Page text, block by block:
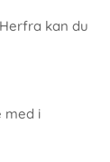
kan du
med i